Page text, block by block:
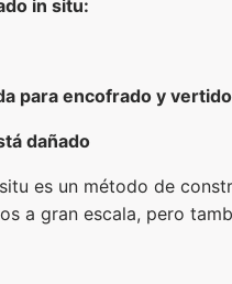
in situ:
para encofrado y vertido
dañado
es un método de
a gran escala, pero